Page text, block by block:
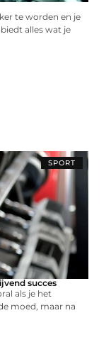
te worden en je
alles wat je
SPORT
succes
als je het
moed, maar na